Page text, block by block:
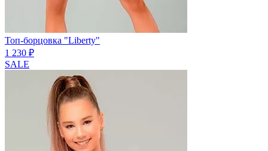
Топ-борцовка "Liberty"
1 230 ₽
SALE